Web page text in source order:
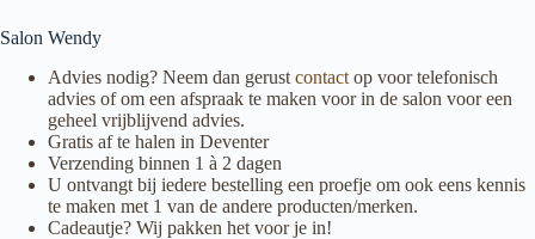
Salon Wendy
Advies nodig? Neem dan gerust contact op voor telefonisch
advies of om een afspraak te maken voor in de salon voor een
geheel vrijblijvend advies.
Gratis af te halen in Deventer
Verzending binnen 1 à 2 dagen
U ontvangt bij iedere bestelling een proefje om ook eens kennis
te maken met 1 van de andere producten/merken.
Cadeautje? Wij pakken het voor je in!